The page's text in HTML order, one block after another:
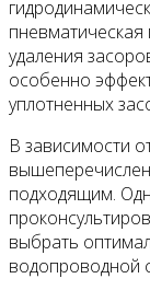
пневматическая
удаления
особенно
уплотненных
В зависимости
подходящим.
выбрать
водопроводной